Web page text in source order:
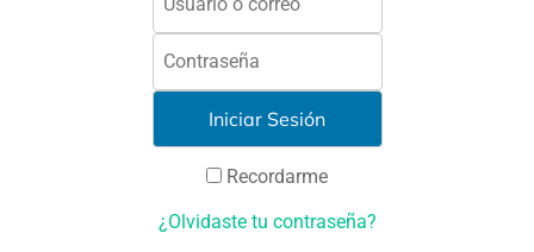
Recordarme
¿Olvidaste tu contraseña?